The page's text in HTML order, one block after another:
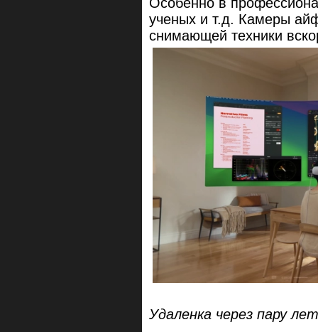
ученых и т.д. Камеры
снимающей техники
Удаленка через пару